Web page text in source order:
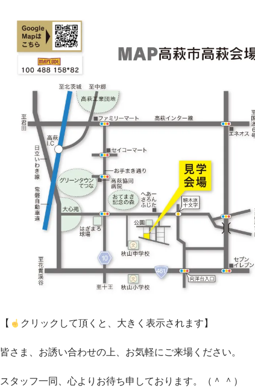
【 クリックして頂くと、大きく表示されます】
皆さま、お誘い合わせの上、お気軽にご来場ください。
スタッフ一同、心よりお待ち申しております。（＾ ＾）